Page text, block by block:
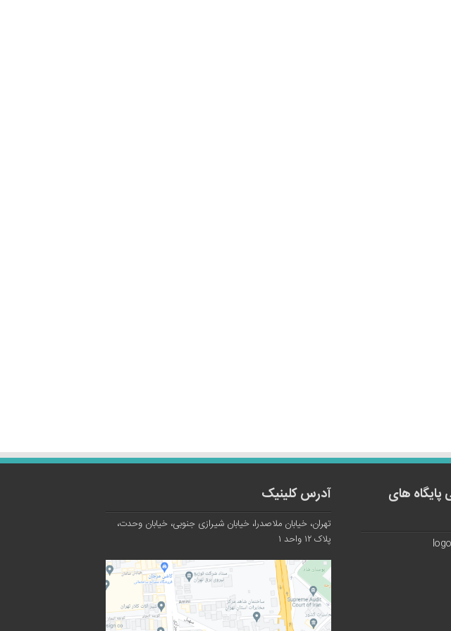
های
آدرس کلینیک
تهران، خیابان ملاصدرا، خیابان شیرازی جنوبی، خیابان وحدت،
پلاک ۱۲ واحد ۱